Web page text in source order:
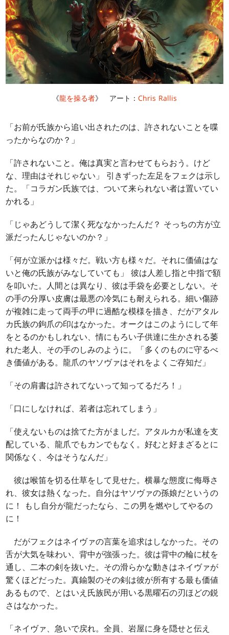
《龍を操る者》 アート： Chris Rallis
「お前が氏族から追い出されたのは、許されないことを喋
ったからなのか？」
「許されないこと。俺は真実と言わせてもらおう。けど
な、理由はそれじゃない」 引きずった左足をフェクは示し
た。「コラガン氏族では、ついて来られない者は置いてい
かれる」
「じゃあどうして潔く死ななかったんだ？ そっちの方が立
派だったんじゃないのか？」
「何が立派かは様々だ。戦い方も様々だ。それに価値はな
いと俺の氏族がみなしていても」 彼は人差し指と中指で額
を叩いた。人間とは異なり、彼は手袋を必要としない。そ
の手の分厚い皮膚は最悪の冷気にも耐えられる。細い傷跡
が複雑に走って両手の甲に過酷な模様を描き、だがアタル
カ氏族の鉤爪の印はなかった。オークはこのようにして年
をとるのかもしれない、情にもろい子供達に生かされる萎
れた老人、その手のしみのように。「多くのものに守るべ
き価値がある。龍爪のヤソヴァはそれをよくご存知だ」
「その肩書は許されてないって知ってるだろ！」
「口にしなければ、若者は忘れてしまう」
「使えないものは捨てた方がましだ。アタルカが私達を支
配している、龍爪でもカンでもなく。好むと好まざるとに
関係なく、今はそうなんだ」
彼は喉笛を切る仕草をして見せた。横暴な態度に侮辱さ
れ、彼女は熱くなった。自分はヤソヴァの孫娘だというの
に！ もし自分が龍だったなら、この男を燃やしてやるの
に！
だがフェクはネイヴァの言葉を追求はしなかった。その
舌が大気を味わい、背中が強張った。彼は背中の輪に杖を
通し、二本の剣を抜いた。その滑らかな動きはネイヴァが
驚くほどだった。真鍮製のその剣は彼が所有する最も価値
あるもので、とはいえ氏族民が用いる黒曜石の刃ほどの鋭
さはなかった。
「ネイヴァ、急いで戻れ。全員、岩屋に身を隠せと伝え